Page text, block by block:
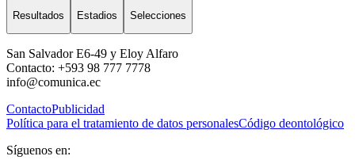
Resultados Estadios Selecciones
San Salvador E6-49 y Eloy Alfaro
Contacto: +593 98 777 7778
info@comunica.ec
ContactoPublicidad
Política para el tratamiento de datos personalesCódigo deontológico
Síguenos en: